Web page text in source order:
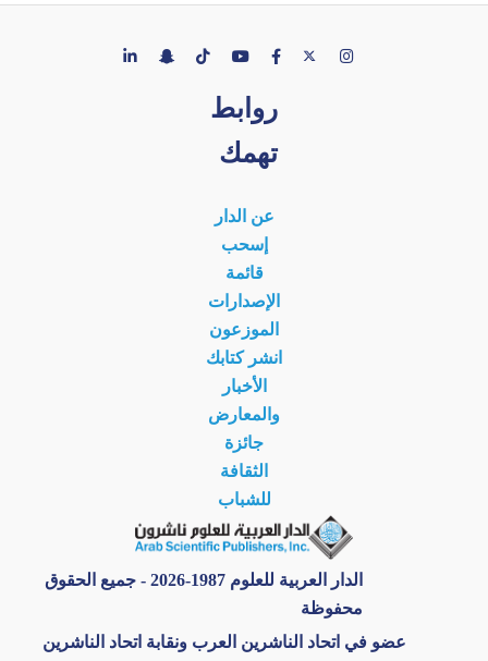
روابط
تهمك
عن الدار
إسحب
قائمة
الإصدارات
الموزعون
انشر كتابك
الأخبار
والمعارض
جائزة
الثقافة
للشباب
الدار العربية للعلوم 1987-2026 - جميع الحقوق
محفوظة
عضو في اتحاد الناشرين العرب ونقابة اتحاد الناشرين